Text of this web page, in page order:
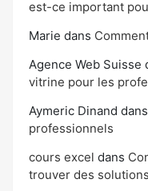
est-ce important
Marie dans
Agence Web Suisse
vitrine pour les
Aymeric Dinand dans
professionnels
cours excel dans
trouver des